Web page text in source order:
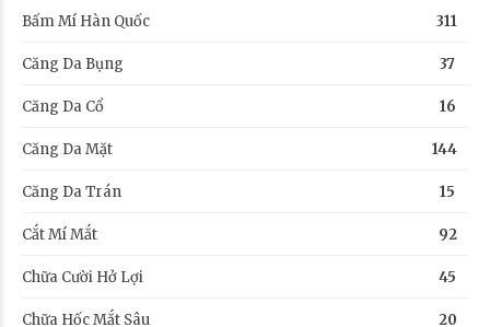
Bấm Mí Hàn Quốc 311
Căng Da Bụng 37
Căng Da Cổ 16
Căng Da Mặt 144
Căng Da Trán 15
Cắt Mí Mắt 92
Chữa Cười Hở Lợi 45
Chữa Hốc Mắt Sâu 20